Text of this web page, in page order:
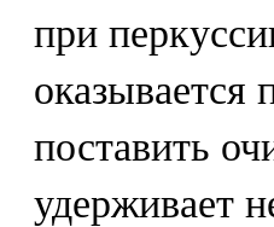
при
поставить
удерживает